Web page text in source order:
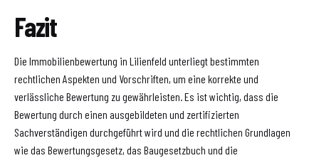
Fazit
Die Immobilienbewertung in Lilienfeld unterliegt bestimmten
rechtlichen Aspekten und Vorschriften, um eine korrekte und
verlässliche Bewertung zu gewährleisten. Es ist wichtig, dass die
Bewertung durch einen ausgebildeten und zertifizierten
Sachverständigen durchgeführt wird und die rechtlichen Grundlagen
wie das Bewertungsgesetz, das Baugesetzbuch und die